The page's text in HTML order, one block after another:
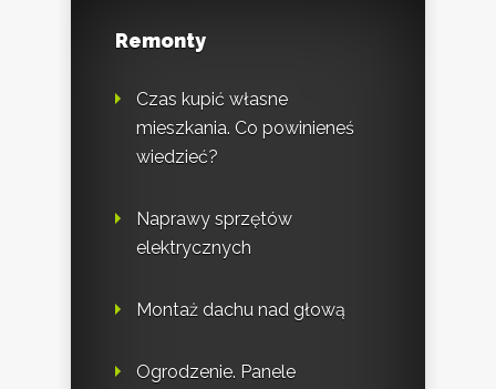
Remonty
Czas kupić własne
mieszkania. Co powinieneś
wiedzieć?
Naprawy sprzętów
elektrycznych
Montaż dachu nad głową
Ogrodzenie. Panele